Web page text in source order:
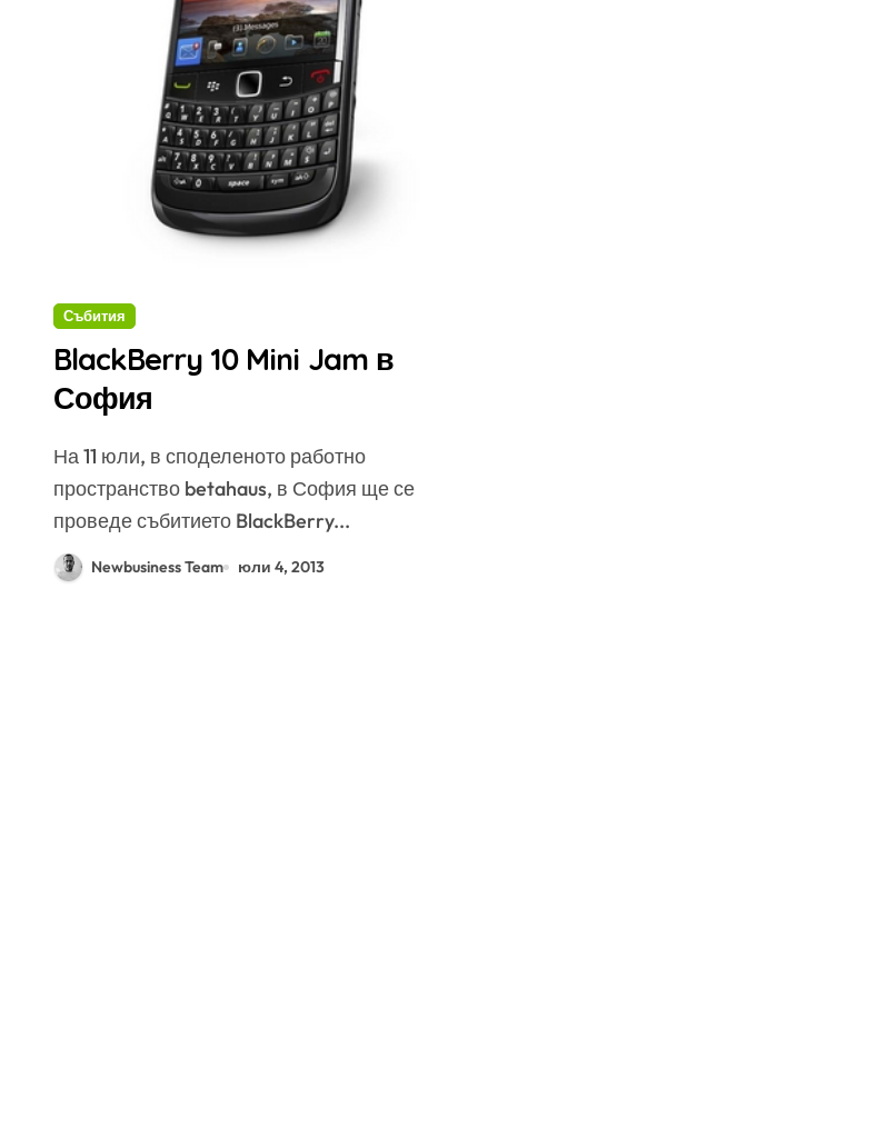
Събития
BlackBerry 10 Mini Jam в
София
На 11 юли, в споделеното работно
пространство betahaus, в София ще се
проведе събитието BlackBerry...
Newbusiness Team юли 4, 2013